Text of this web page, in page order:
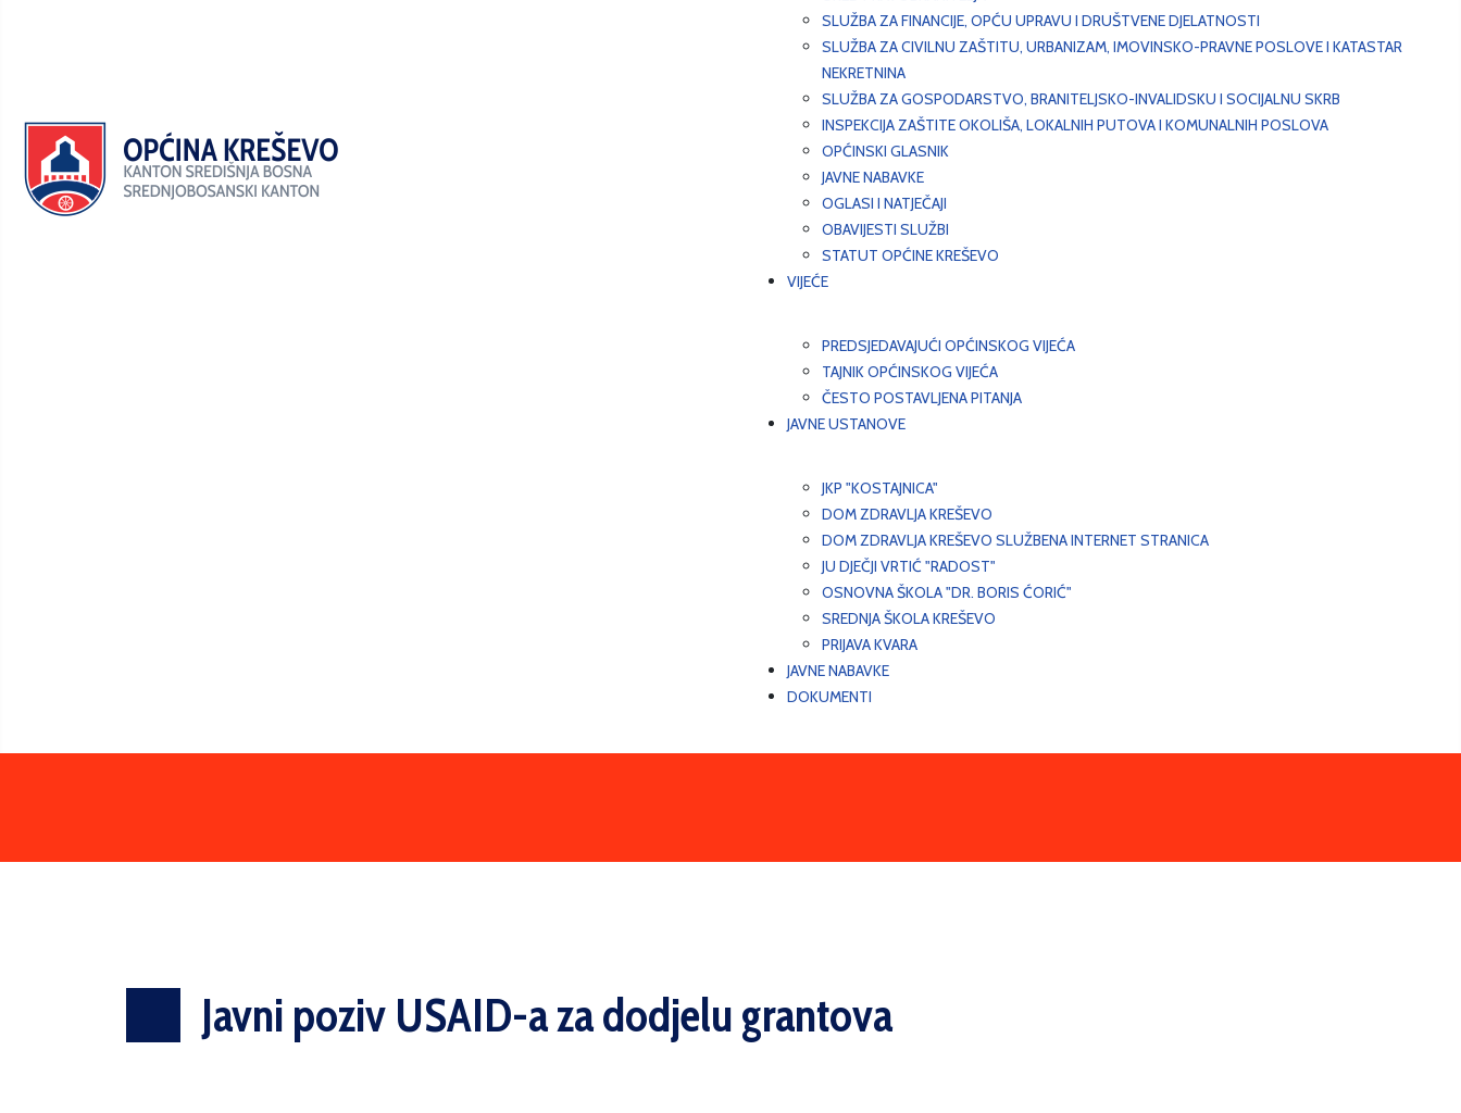
SLUŽBA ZA FINANCIJE, OPĆU UPRAVU I DRUŠTVENE DJELATNOSTI
SLUŽBA ZA CIVILNU ZAŠTITU, URBANIZAM, IMOVINSKO-PRAVNE POSLOVE I KATASTAR
NEKRETNINA
SLUŽBA ZA GOSPODARSTVO, BRANITELJSKO-INVALIDSKU I SOCIJALNU SKRB
INSPEKCIJA ZAŠTITE OKOLIŠA, LOKALNIH PUTOVA I KOMUNALNIH POSLOVA
OPĆINSKI GLASNIK
JAVNE NABAVKE
OGLASI I NATJEČAJI
OBAVIJESTI SLUŽBI
STATUT OPĆINE KREŠEVO
VIJEĆE
PREDSJEDAVAJUĆI OPĆINSKOG VIJEĆA
TAJNIK OPĆINSKOG VIJEĆA
ČESTO POSTAVLJENA PITANJA
JAVNE USTANOVE
JKP "KOSTAJNICA"
DOM ZDRAVLJA KREŠEVO
DOM ZDRAVLJA KREŠEVO SLUŽBENA INTERNET STRANICA
JU DJEČJI VRTIĆ "RADOST"
OSNOVNA ŠKOLA "DR. BORIS ĆORIĆ"
SREDNJA ŠKOLA KREŠEVO
PRIJAVA KVARA
JAVNE NABAVKE
DOKUMENTI
Javni poziv USAID-a za dodjelu grantova